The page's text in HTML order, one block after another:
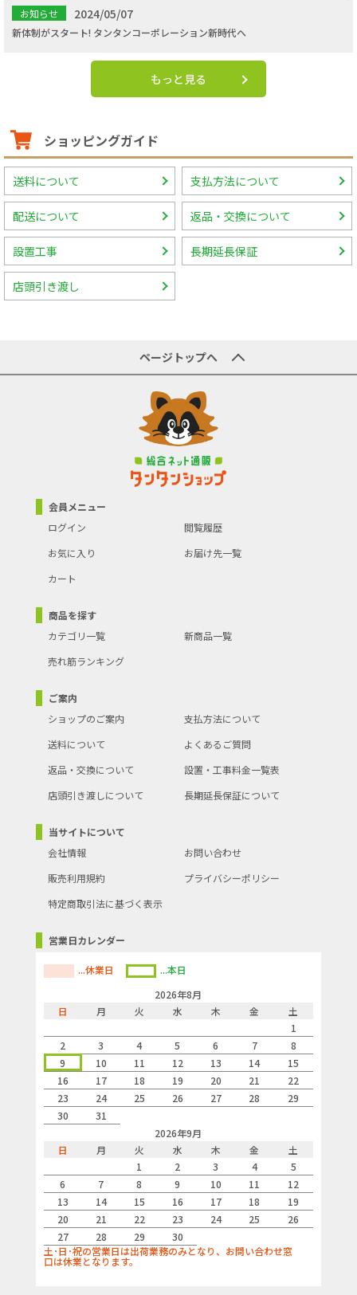
お知らせ 2024/05/07
新体制がスタート! タンタンコーポレーション新時代へ
もっと見る
ショッピングガイド
送料について 支払方法について
配送について 返品・交換について
設置工事 長期延長保証
店頭引き渡し
ページトップへ
会員メニュー
ログイン
閲覧履歴
お気に入り
お届け先一覧
カート
商品を探す
カテゴリ一覧
新商品一覧
売れ筋ランキング
ご案内
ショップのご案内
支払方法について
送料について
よくあるご質問
返品・交換について
設置・工事料金一覧表
店頭引き渡しについて
長期延長保証について
当サイトについて
会社情報
お問い合わせ
販売利用規約
プライバシーポリシー
特定商取引法に基づく表示
営業日カレンダー
...休業日
...本日
2026年8月
日
月 火 水 木 金
土
1
2
3 4 5 6 7
8
9
10 11 12 13 14
15
16
17 18 19 20 21
22
23
24 25 26 27 28
29
30
31
2026年9月
日
月 火 水 木 金
土
1
2 3 4
5
6
7 8 9 10 11
12
13
14 15 16 17 18
19
20
21 22 23 24 25
26
27
28 29
30
土･日･祝の営業日は出荷業務のみとなり、お問い合わせ窓
口は休業となります。